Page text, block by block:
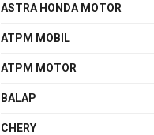
ASTRA HONDA MOTOR
ATPM MOBIL
ATPM MOTOR
BALAP
CHERY